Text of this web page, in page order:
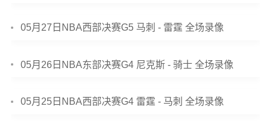
05月27日NBA西部决赛G5 马刺 - 雷霆 全场录像
05月26日NBA东部决赛G4 尼克斯 - 骑士 全场录像
05月25日NBA西部决赛G4 雷霆 - 马刺 全场录像